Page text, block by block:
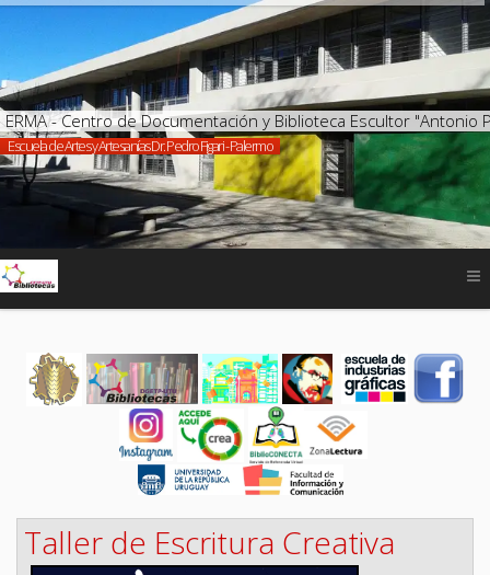
ERMA - Centro de Documentación y Biblioteca Escultor
Escuela de Artes y Artesanías Dr. Pedro Figari - Palermo
Taller de Escritura Creativa